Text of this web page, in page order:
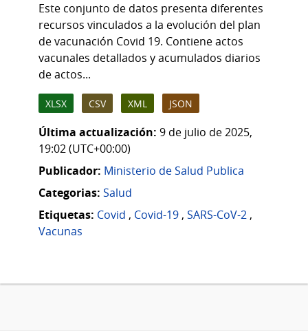
Este conjunto de datos presenta diferentes
recursos vinculados a la evolución del plan
de vacunación Covid 19. Contiene actos
vacunales detallados y acumulados diarios
de actos...
XLSX CSV XML JSON
Última actualización: 9 de julio de 2025,
19:02 (UTC+00:00)
Publicador: Ministerio de Salud Publica
Categorias: Salud
Etiquetas: Covid , Covid-19 , SARS-CoV-2 ,
Vacunas